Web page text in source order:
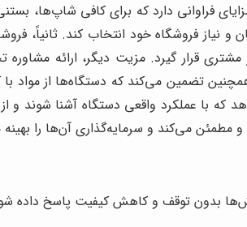
فراوانی دارد که برای کافی شاپ‌ها،
فروشگاه خود انتخاب کند. ثانیاً،
مشتری قرار گیرد. مزیت دیگر، ارائه
تضمین می‌کند که دستگاه‌ها از مواد با
که با عملکرد واقعی دستگاه آشنا شوند و
مطمئن می‌کند و سرمایه‌گذاری آن‌ها را
بدون توقف و کاهش کیفیت پاسخ داده